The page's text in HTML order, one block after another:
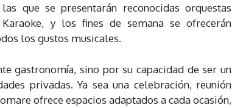
que se presentarán reconocidas orquestas
y los fines de semana se ofrecerán
los gustos musicales.
gastronomía, sino por su capacidad de ser un
privadas. Ya sea una celebración, reunión
ofrece espacios adaptados a cada ocasión,